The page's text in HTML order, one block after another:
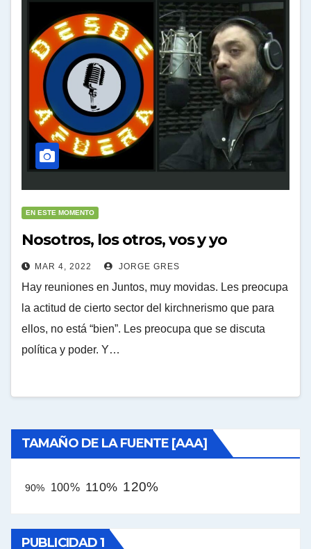
EN ESTE MOMENTO
Nosotros, los otros, vos y yo
MAR 4, 2022 JORGE GRES
Hay reuniones en Juntos, muy movidas. Les preocupa
la actitud de cierto sector del kirchnerismo que para
ellos, no está “bien”. Les preocupa que se discuta
política y poder. Y…
TAMAÑO DE LA FUENTE [AAA]
90% 100% 110% 120%
PUBLICIDAD 1